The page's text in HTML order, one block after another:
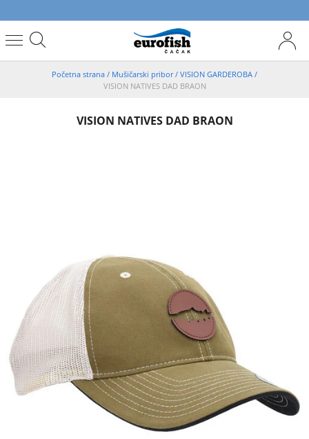
Početna strana / Mušičarski pribor/ VISION GARDEROBA /
VISION NATIVES DAD BRAON
VISION NATIVES DAD BRAON